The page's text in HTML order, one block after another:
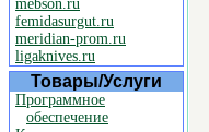
mebson.ru
femidasurgut.ru
meridian-prom.ru
ligaknives.ru
Товары/Услуги
Программное
обеспечение